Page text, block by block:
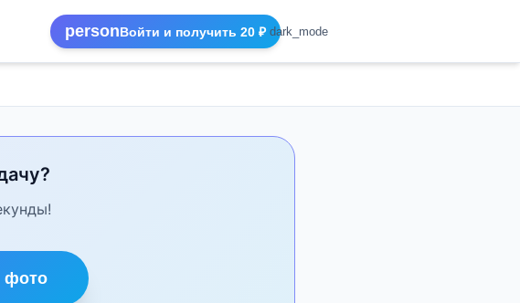
personВойти и получить 20 ₽ dark_mode
фото